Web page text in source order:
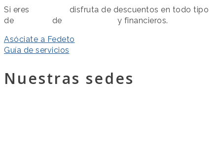
Si eres
disfruta de descuentos en todo tipo
de
de
y financieros.
Asóciate a Fedeto
Guía de servicios
Nuestras sedes